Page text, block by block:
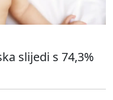
slijedi s 74,3%